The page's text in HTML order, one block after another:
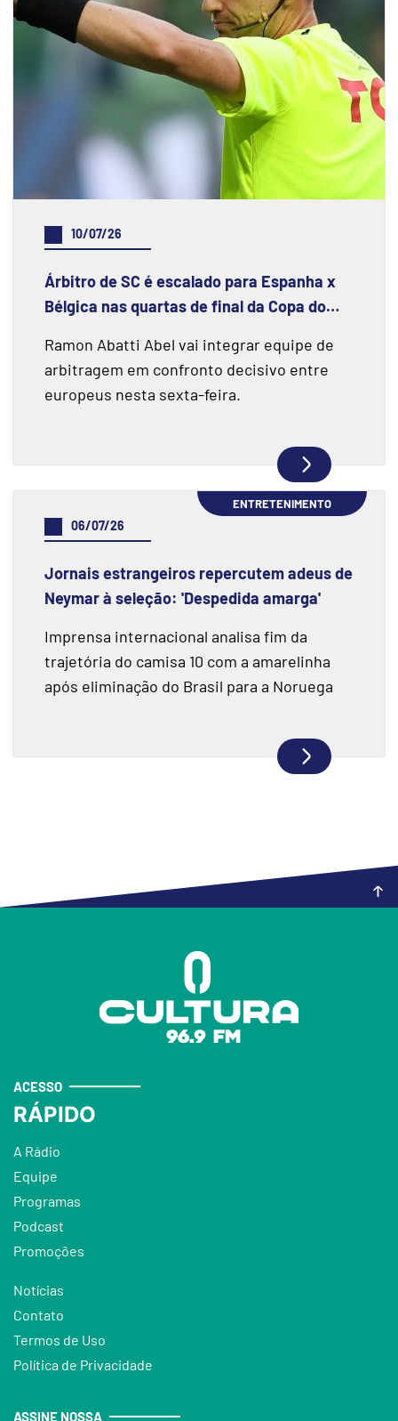
10/07/26
Árbitro de SC é escalado para Espanha x
Bélgica nas quartas de final da Copa do
Ramon Abatti Abel vai integrar equipe de
arbitragem em confronto decisivo entre
europeus nesta sexta-feira.
ENTRETENIMENTO
06/07/26
Jornais estrangeiros repercutem adeus de
Neymar à seleção: 'Despedida amarga'
Imprensa internacional analisa fim da
trajetória do camisa 10 com a amarelinha
após eliminação do Brasil para a Noruega
ACESSO
RÁPIDO
A Rádio
Equipe
Programas
Podcast
Promoções
Notícias
Contato
Termos de Uso
Política de Privacidade
ASSINE NOSSA